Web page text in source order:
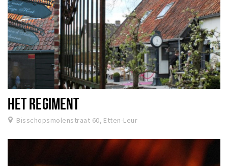
HET REGIMENT
Bisschopsmolenstraat 60, Etten-Leur